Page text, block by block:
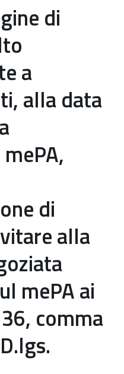
di
a
alla data
di
alla
mePA ai
comma